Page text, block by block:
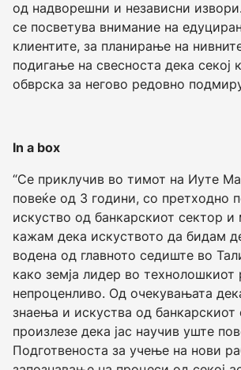
од надворешни и независни
се посветува внимание на
клиентите, за планирање на
подигање на свесноста дека секој
обврска за негово редовно
In a box
“Се приклучив во тимот на Иуте
повеќе од 3 години, со претходно
искуство од банкарскиот сектор
кажам дека искуството да бидам
водена од главното седиште во
како земја лидер во технолошкиот
непроценливо. Од очекувањата
знаења и искуства од банкарскиот
произлезе дека јас научив уште
Подготвеноста за учење на нови